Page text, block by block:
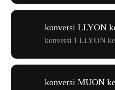
konversi LLYON
konversi 1 LLYON
konversi MUON